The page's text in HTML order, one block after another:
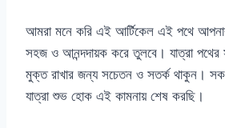
আমরা মনে করি এই আর্টিকেল এই পথে
সহজ ও আনন্দদায়ক করে তুলবে। যাত্রা পথের
মুক্ত রাখার জন্য সচেতন ও সতর্ক থাকুন।
যাত্রা শুভ হোক এই কামনায় শেষ করছি।